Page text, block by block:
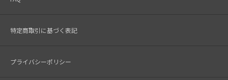
特定商取引に基づく表記
プライバシーポリシー